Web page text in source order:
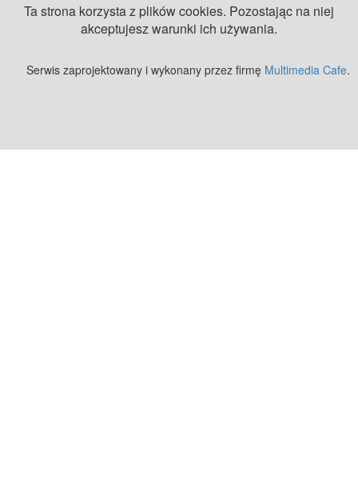
Ta strona korzysta z plików cookies. Pozostając na niej
akceptujesz warunki ich używania.
Serwis zaprojektowany i wykonany przez firmę Multimedia Cafe.